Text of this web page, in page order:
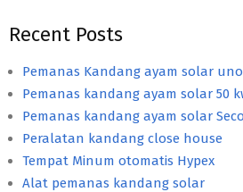
Recent Posts
Pemanas Kandang ayam solar
Pemanas kandang ayam solar 50
Pemanas kandang ayam solar
Peralatan kandang close house
Tempat Minum otomatis Hypex
Alat pemanas kandang solar